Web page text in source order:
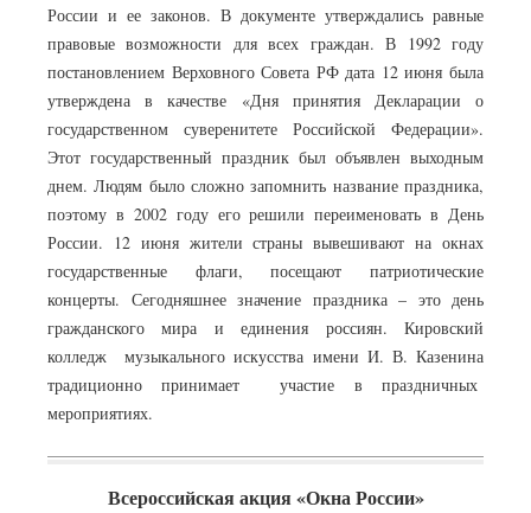
России и ее законов. В документе утверждались равные
правовые возможности для всех граждан. В 1992 году
постановлением Верховного Совета РФ дата 12 июня была
утверждена в качестве «Дня принятия Декларации о
государственном суверенитете Российской Федерации».
Этот государственный праздник был объявлен выходным
днем. Людям было сложно запомнить название праздника,
поэтому в 2002 году его решили переименовать в День
России. 12 июня жители страны вывешивают на окнах
государственные флаги, посещают патриотические
концерты. Сегодняшнее значение праздника – это день
гражданского мира и единения россиян. Кировский
колледж музыкального искусства имени И. В. Казенина
традиционно принимает участие в праздничных
мероприятиях.
Всероссийская акция «Окна России»